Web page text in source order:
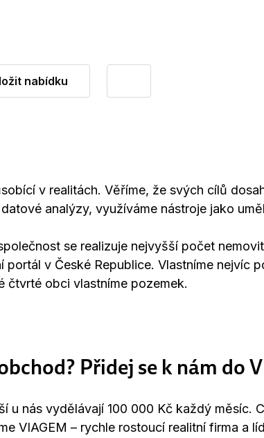
nabídku
v realitách. Věříme, že svých cílů
analýzy, využíváme nástroje jako
se realizuje nejvyšší počet
portál v České Republice. Vlastníme nejvíc
čtvrté obci vlastníme pozemek.
Přidej se k nám do
u nás vydělávají 100 000 Kč každý měsíc.
VIAGEM – rychle rostoucí realitní firma a